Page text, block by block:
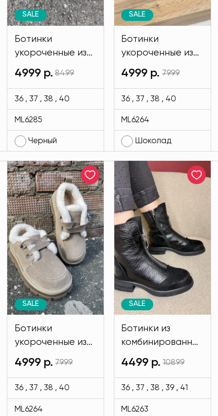
Ботинки
укороченные из
натуральной
замши черного
цвета MODLAV
ML6285-13
SALE
4999 р. 8499
36 , 37 , 38 , 40
ML6285
Черный
Ботинки
укороченные из
натуральной
шоколадного
цвета MODLAV
ML6264-785
SALE
4999 р. 7999
36 , 37 , 38 , 40
ML6264
Шоколад
Ботинки
укороченные из
замши бежевого
цвета MODLAV
ML6264-4
SALE
4999 р. 7999
36 , 37 , 38 , 40
ML6264
Ботинки из
комбинированной
цвета MODLAV
ML6263-13
SALE
4499 р. 10899
36 , 37 , 38 , 39 , 41
ML6263